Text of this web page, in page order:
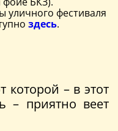
уличного фестиваля
здесь.
которой – в этот
приятно веет